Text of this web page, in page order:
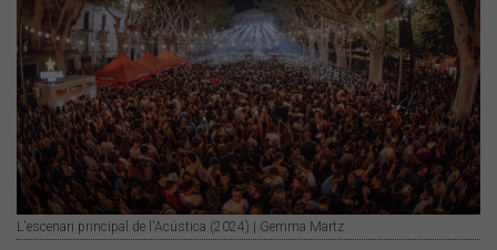
L'escenari principal de l'Acústica (2024) | Gemma Martz